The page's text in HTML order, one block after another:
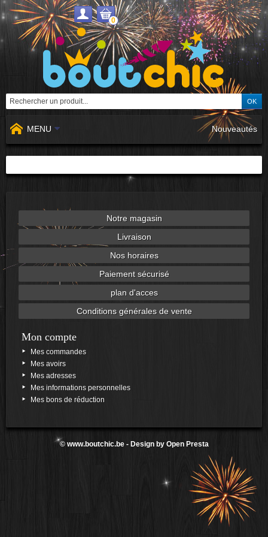
0
MENU Nouveautés
Notre magasin
Livraison
Nos horaires
Paiement sécurisé
plan d'acces
Conditions générales de vente
Mon compte
Mes commandes
Mes avoirs
Mes adresses
Mes informations personnelles
Mes bons de réduction
© www.boutchic.be- Design by Open Presta